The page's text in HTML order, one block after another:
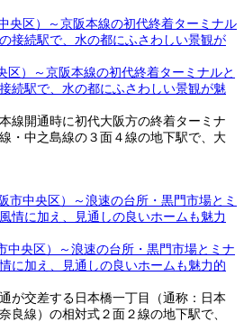
区）～京阪本線の初代終着ターミナルと
続駅で、水の都にふさわしい景観が魅
線開通時に初代大阪方の終着ターミナ
・中之島線の３面４線の地下駅で、大
中央区）～浪速の台所・黒門市場とミナ
に加え、見通しの良いホームも魅力的
が交差する日本橋一丁目（通称：日本
良線）の相対式２面２線の地下駅で、